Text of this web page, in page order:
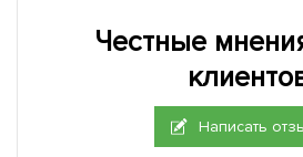
Честные
Написать